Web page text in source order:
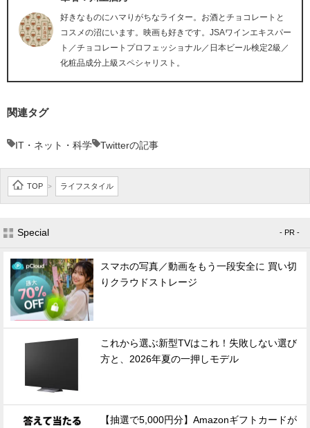
好きなものにハマりがちなライター。お酒とチョコレートと
コスメの沼にいます。映画も好きです。JSAワインエキスパー
ト／チョコレートプロフェッショナル／日本ビール検定2級／
化粧品成分上級スペシャリスト。
関連タグ
IT・ネット・科学 Twitterの記事
TOP > ライフスタイル
Special - PR -
スマホの写真／動画をもう一段安全に 買い切
りクラウドストレージ
これから選ぶ新型TVはこれ！失敗しない選び
方と、2026年夏の一押しモデル
【抽選で5,000円分】Amazonギフトカードが